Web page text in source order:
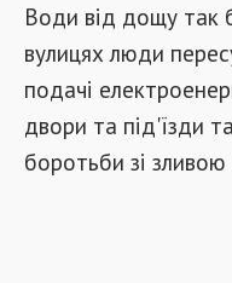
Води від дощу так
вулицях люди
подачі
двори та під'їзди
боротьби зі зливою